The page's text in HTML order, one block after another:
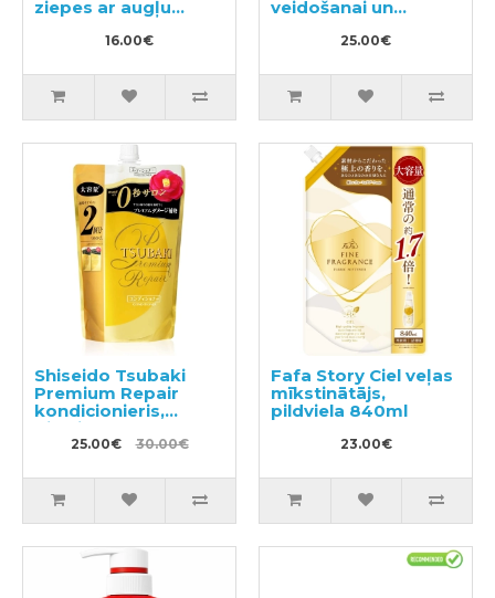
ziepes ar augļu
aromātu 500 ml
16.00€
veidošanai un
25.00€
Shiseido Tsubaki
Premium Repair
kondicionieris,
pildviela 660ml
25.00€ 30.00€
Fafa Story Ciel veļas
mīkstinātājs,
pildviela 840ml
23.00€